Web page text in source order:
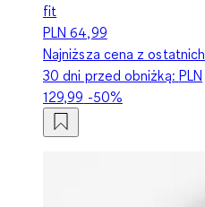
fit
PLN 64,99
Najniższa cena z ostatnich
30 dni przed obniżką: PLN
129,99 -50%